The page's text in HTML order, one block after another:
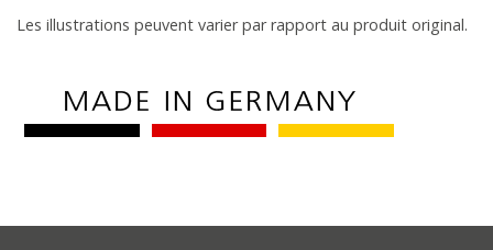
Les illustrations peuvent varier par rapport au produit original.